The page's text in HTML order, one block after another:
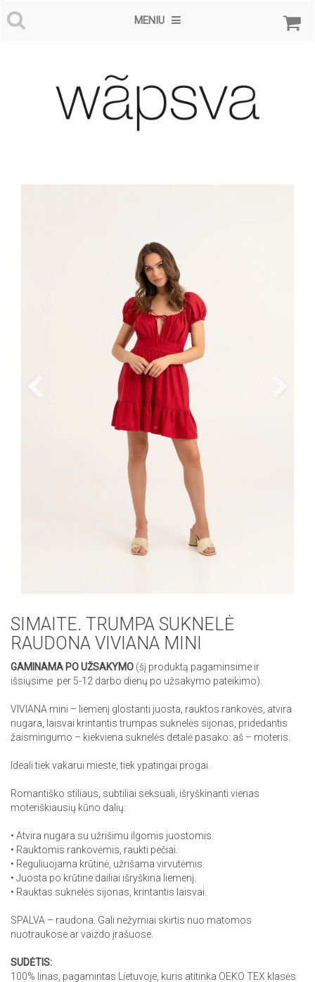
MENIU
SIMAITE. TRUMPA SUKNELĖ
RAUDONA VIVIANA MINI
GAMINAMA PO UŽSAKYMO (šį produktą pagaminsime ir
išsiųsime per 5-12 darbo dienų po užsakymo pateikimo).
VIVIANA mini – liemenį glostanti juosta, rauktos rankovės, atvira
nugara, laisvai krintantis trumpas suknelės sijonas, pridedantis
žaismingumo – kiekviena suknelės detalė pasako: aš – moteris.
Ideali tiek vakarui mieste, tiek ypatingai progai.
Romantiško stiliaus, subtiliai seksuali, išryškinanti vienas
moteriškiausių kūno dalių:
• Atvira nugara su užrišimu ilgomis juostomis.
• Rauktomis rankovėmis, raukti pečiai.
• Reguliuojama krūtinė, užrišama virvutėmis.
• Juosta po krūtine dailiai išryškina liemenį.
• Rauktas suknelės sijonas, krintantis laisvai.
SPALVA – raudona. Gali nežymiai skirtis nuo matomos
nuotraukose ar vaizdo įrašuose.
SUDĖTIS:
100% linas, pagamintas Lietuvoje, kuris atitinka OEKO TEX klasės